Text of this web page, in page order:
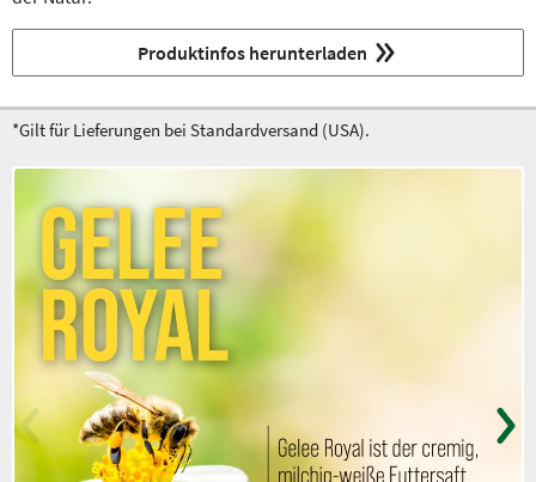
Produktinfos herunterladen
*Gilt für Lieferungen bei Standardversand (USA).